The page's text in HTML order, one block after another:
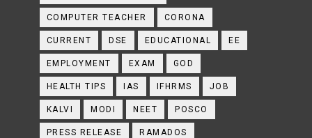
COMPUTER TEACHER CORONA
CURRENT DSE EDUCATIONAL EE
EMPLOYMENT EXAM GOD
HEALTH TIPS IAS IFHRMS JOB
KALVI MODI NEET POSCO
PRESS RELEASE RAMADOS